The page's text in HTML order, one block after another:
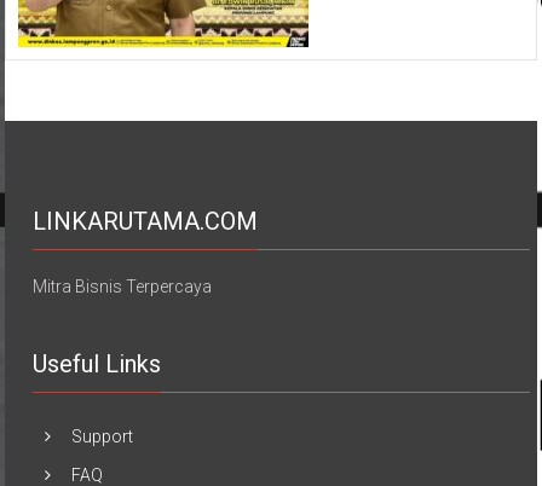
LINKARUTAMA.COM
Mitra Bisnis Terpercaya
Useful Links
Support
FAQ